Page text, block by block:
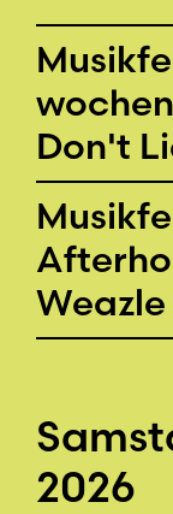
Don't
Weazle
2026